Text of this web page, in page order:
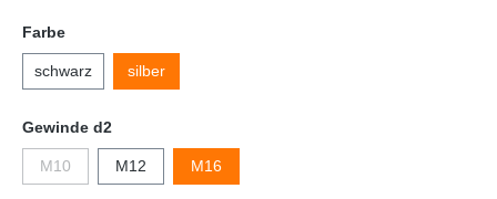
Farbe
schwarz silber
Gewinde d2
M10 M12 M16